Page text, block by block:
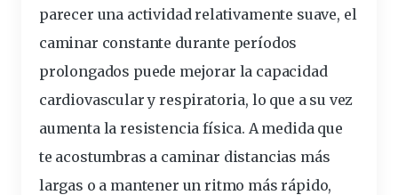
parecer una actividad relativamente suave, el
caminar constante durante períodos
prolongados puede mejorar la capacidad
cardiovascular y respiratoria, lo que a su vez
aumenta la resistencia física. A medida que
te acostumbras a caminar distancias más
largas o a mantener un ritmo más rápido,